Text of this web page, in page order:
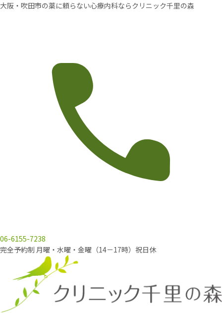
大阪・吹田市の薬に頼らない心療内科ならクリニック千里の森
06-6155-7238
完全予約制 月曜・水曜・金曜（14－17時）祝日休